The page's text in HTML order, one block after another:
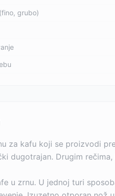
grubo)
za kafu koji se proizvodi
dugotrajan. Drugim
u zrnu. U jednoj turi